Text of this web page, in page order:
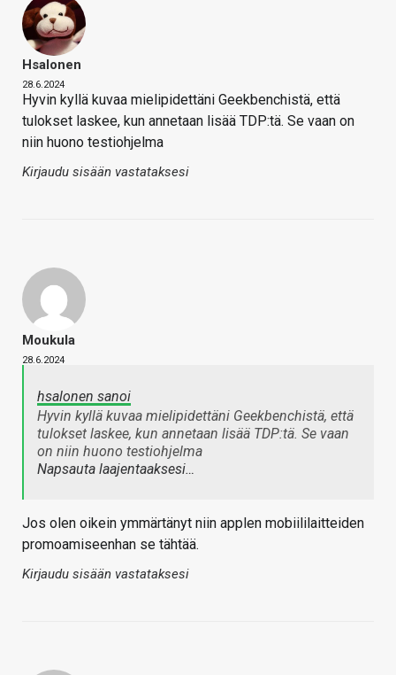
Hsalonen
28.6.2024
Hyvin kyllä kuvaa mielipidettäni Geekbenchistä, että
tulokset laskee, kun annetaan lisää TDP:tä. Se vaan on
niin huono testiohjelma
Kirjaudu sisään vastataksesi
Moukula
28.6.2024
hsalonen sanoi
Hyvin kyllä kuvaa mielipidettäni Geekbenchistä, että
tulokset laskee, kun annetaan lisää TDP:tä. Se vaan
on niin huono testiohjelma
Napsauta laajentaaksesi…
Jos olen oikein ymmärtänyt niin applen mobiililaitteiden
promoamiseenhan se tähtää.
Kirjaudu sisään vastataksesi